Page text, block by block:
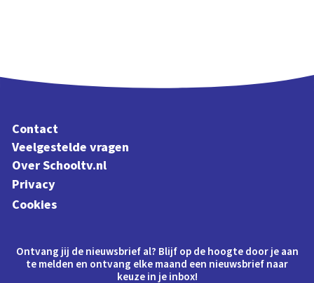
Contact
Veelgestelde vragen
Over Schooltv.nl
Privacy
Cookies
Ontvang jij de nieuwsbrief al? Blijf op de hoogte door je aan
te melden en ontvang elke maand een nieuwsbrief naar
keuze in je inbox!